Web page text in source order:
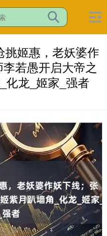
姬惠，老妖婆作
若愚开启大帝之
化龙_姬家_强者